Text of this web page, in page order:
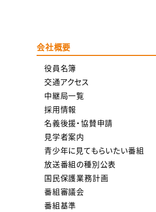
会社概要
役員名簿
交通アクセス
中継局一覧
採用情報
名義後援・協賛申請
見学者案内
青少年に見てもらいたい番組
放送番組の種別公表
国民保護業務計画
番組審議会
番組基準